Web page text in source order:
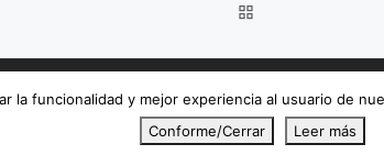
VOLVER A LA
la funcionalidad y mejor experiencia al usuario de
Conforme/Cerrar
Leer más